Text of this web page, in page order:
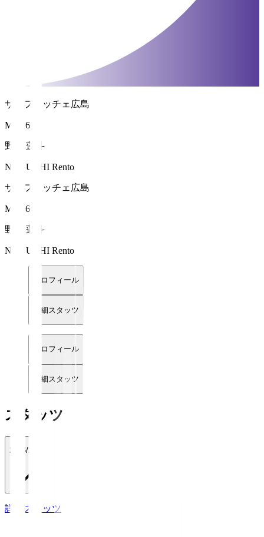
サンフレッチェ広島
MF 46
野口 蓮斗
NOGUCHI Rento
サンフレッチェ広島
MF 46
野口 蓮斗
NOGUCHI Rento
プロフィール
詳細スタッツ
プロフィール
詳細スタッツ
スタッツ
2026/27
詳細スタッツ